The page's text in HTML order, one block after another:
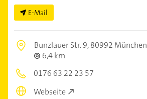
E-Mail
Bunzlauer Str. 9,80992 München
6,4 km
0176 63 22 23 57
Webseite